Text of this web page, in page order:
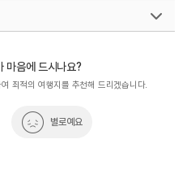
033-738-3425
마음에 드시나요?
최적의 여행지를 추천해 드리겠습니다.
별로예요